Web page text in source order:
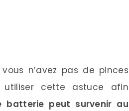
n’avez pas de pinces
utiliser cette astuce afin
batterie peut survenir au